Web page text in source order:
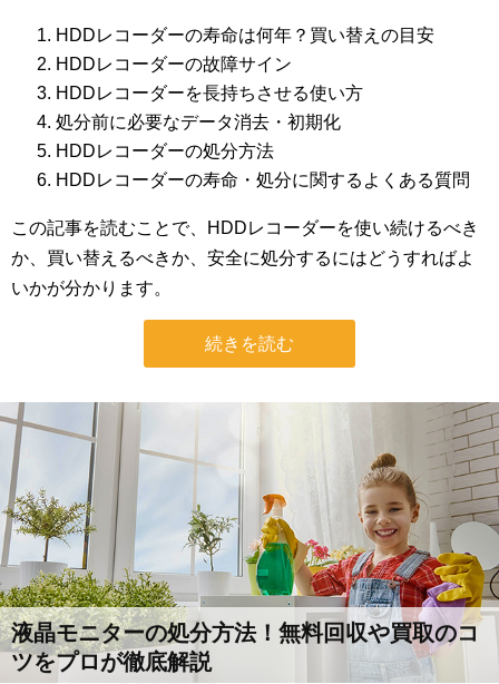
HDDレコーダーの寿命は何年？買い替えの目安
HDDレコーダーの故障サイン
HDDレコーダーを長持ちさせる使い方
処分前に必要なデータ消去・初期化
HDDレコーダーの処分方法
HDDレコーダーの寿命・処分に関するよくある質問
この記事を読むことで、HDDレコーダーを使い続けるべき
か、買い替えるべきか、安全に処分するにはどうすればよ
いかが分かります。
続きを読む
液晶モニターの処分方法！無料回収や買取のコ
ツをプロが徹底解説